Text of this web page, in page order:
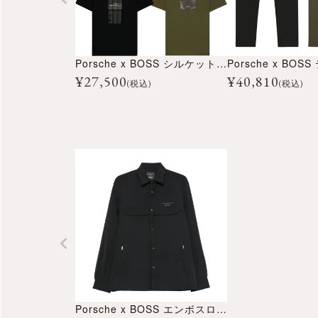
Porsche x BOSS シルケットコットン Tシャツ リフレクターグラフィック
¥27,500(税込) ¥40,810(税込)
Porsche x BOSS エンボスロゴ シャツ